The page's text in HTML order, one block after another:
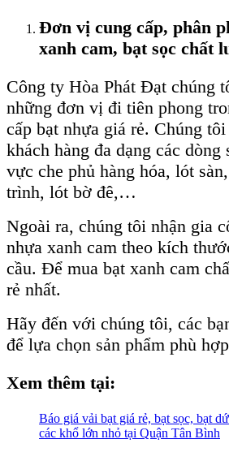
Đơn vị cung cấp, phân
xanh cam, bạt sọc chất
Công ty Hòa Phát Đạt chúng
những đơn vị đi tiên phong
cấp bạt nhựa giá rẻ. Chúng
khách hàng đa dạng các
vực che phủ hàng hóa, lót
trình, lót bờ đê,…
Ngoài ra, chúng tôi nhận gia
nhựa xanh cam theo kích
cầu. Để mua bạt xanh cam
rẻ nhất.
Hãy đến với chúng tôi, các
để lựa chọn sản phẩm phù
Xem thêm tại:
Báo giá vải bạt giá rẻ, bạt sọc, bạt
các khổ lớn nhỏ tại Quận Tân Bình